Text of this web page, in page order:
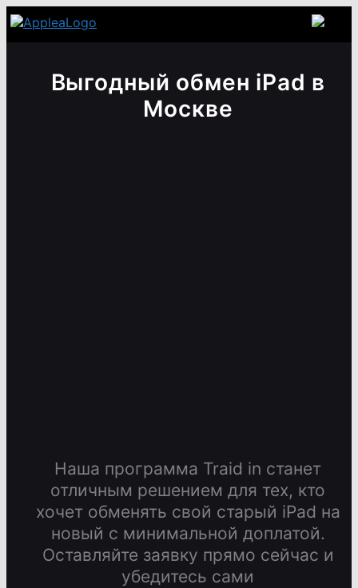
Выгодный обмен iPad в
Москве
Наша программа Traid in станет
отличным решением для тех, кто
хочет обменять свой старый iPad на
новый с минимальной доплатой.
Оставляйте заявку прямо сейчас и
убедитесь сами